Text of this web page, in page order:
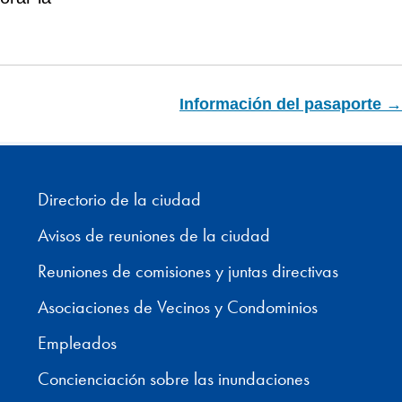
Información del pasaporte →
Directorio de la ciudad
Avisos de reuniones de la ciudad
Reuniones de comisiones y juntas directivas
Asociaciones de Vecinos y Condominios
Empleados
Concienciación sobre las inundaciones